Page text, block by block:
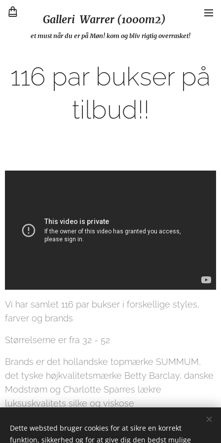
Galleri Warrer (1000m2)
et must når du er på Møn! kom og bliv rigtig overrasket!
116 par bukser på
tilbud!!
Vi har samlet 116 par bukser i forskellige styles,
farver og brands
Størrelserne er fra 32 - 52
Brands er det hollandske topmærke SUMMUM,
det tyske højkvalitetsmærke Betty Barclay, danske
Modstrøm og Charlotte Sparres lækre
luksuskvalitets silke og viskose
Dette websted bruger cookies for at sikre en korrekt
funktion, sikkerhed og for at give dig den bedst mulige